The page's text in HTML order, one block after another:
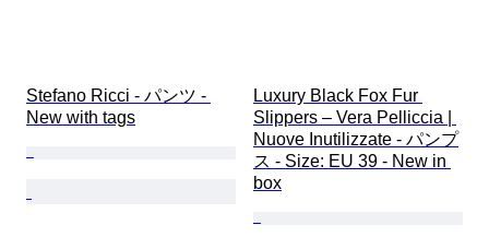
Stefano Ricci - パンツ -
New with tags
Luxury Black Fox Fur
Slippers – Vera Pelliccia |
Nuove Inutilizzate - パンプ
ス - Size: EU 39 - New in
box